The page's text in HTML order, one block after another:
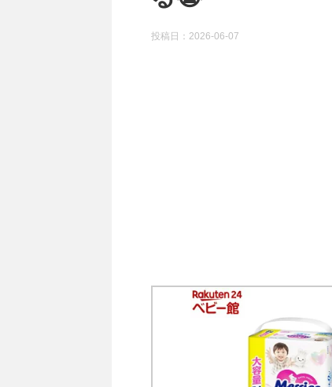
投稿日： 2026-06-07